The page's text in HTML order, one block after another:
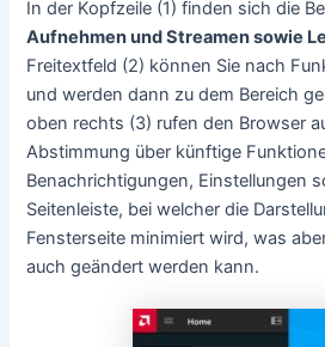
In der Kopfzeile (1) finden sich die
Aufnehmen und Streamen sowie
Freitextfeld (2) können Sie nach
und werden dann zu dem Bereich
oben rechts (3) rufen den Browser
Abstimmung über künftige
Benachrichtigungen, Einstellungen
Seitenleiste, bei welcher die
Fensterseite minimiert wird, was
auch geändert werden kann.